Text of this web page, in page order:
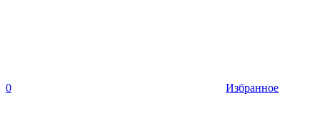
0 Избранное